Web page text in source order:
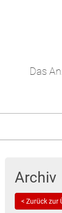
Das
Archiv
< Zurück zur